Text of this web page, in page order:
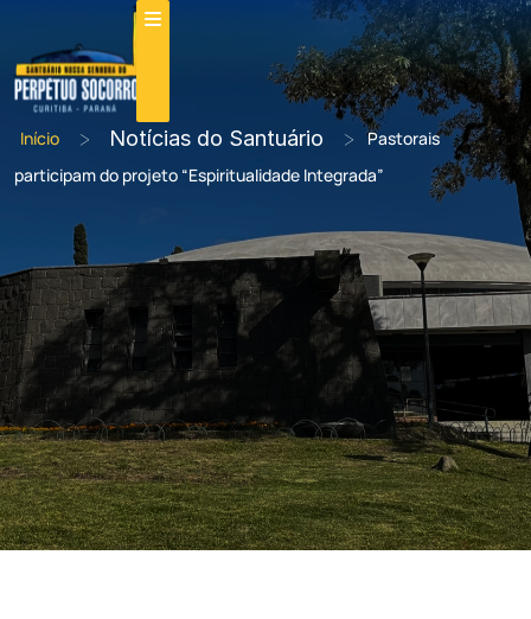
Início > Notícias do Santuário >
Pastorais
participam do projeto “Espiritualidade Integrada”